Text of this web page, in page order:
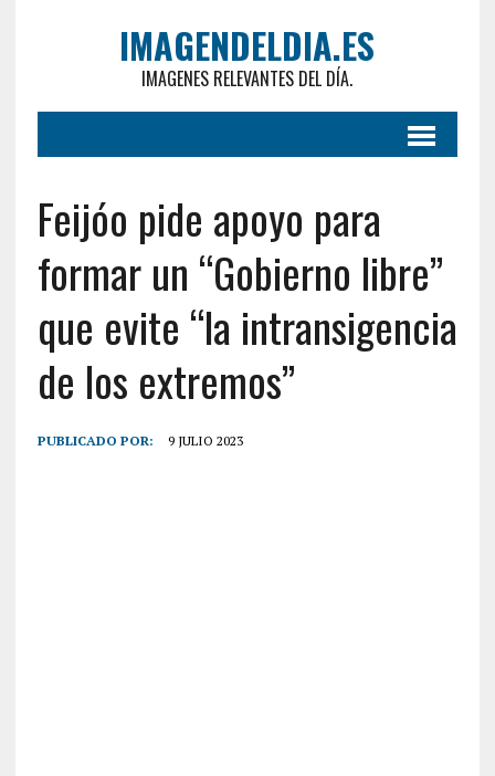
IMAGENDELDIA.ES
IMAGENES RELEVANTES DEL DÍA.
Feijóo pide apoyo para
formar un “Gobierno libre”
que evite “la intransigencia
de los extremos”
PUBLICADO POR: 9 JULIO 2023